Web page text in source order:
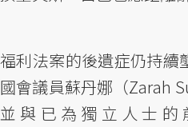
福利法案的後遺症仍持續
國會議員蘇丹娜（Zarah
並與已為獨立人士的